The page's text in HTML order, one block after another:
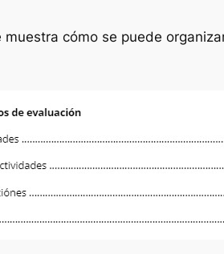
cómo se puede